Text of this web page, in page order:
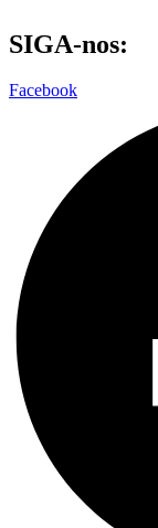
SIGA-nos:
Facebook